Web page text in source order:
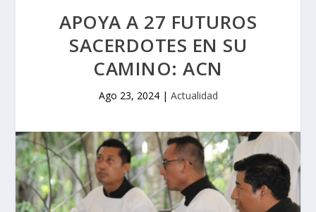
APOYA A 27 FUTUROS
SACERDOTES EN SU
CAMINO: ACN
Ago 23, 2024| Actualidad